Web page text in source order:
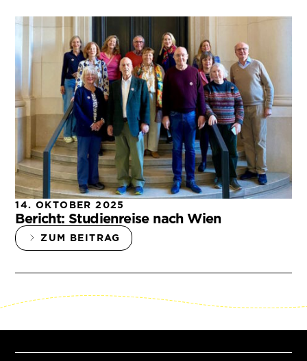
14. OKTOBER 2025
Bericht: Studienreise nach Wien
ZUM BEITRAG